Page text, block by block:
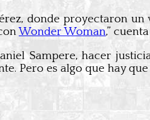
donde proyectaron
Wonder Woman,”
Sampere, hacer
Pero es algo que hay